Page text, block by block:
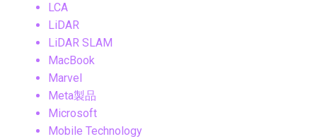
LCA
LiDAR
LiDAR SLAM
MacBook
Marvel
Meta製品
Microsoft
Mobile Technology